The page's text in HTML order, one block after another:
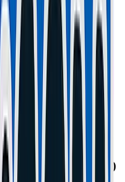
Pro, Dualtron, Kaabo. Une pince
métal.
la roue instantanément si on veut.
précisément le freinage.
au moindre choc (trottoir,
les plaquettes tous les 500-1000
quand c'est mouillé.
(L'Indestructible)